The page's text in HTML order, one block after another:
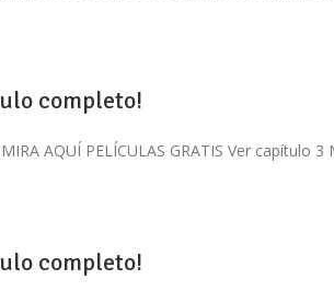
completo!
AQUÍ PELÍCULAS GRATIS Ver
completo!